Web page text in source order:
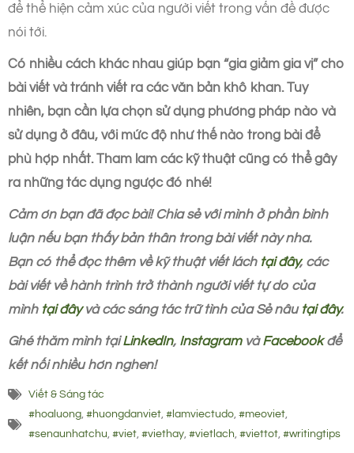
để thể hiện cảm xúc của người viết trong vấn đề được
nói tới.
Có nhiều cách khác nhau giúp bạn “gia giảm gia vị” cho
bài viết và tránh viết ra các văn bản khô khan. Tuy
nhiên, bạn cần lựa chọn sử dụng phương pháp nào và
sử dụng ở đâu, với mức độ như thế nào trong bài để
phù hợp nhất. Tham lam các kỹ thuật cũng có thể gây
ra những tác dụng ngược đó nhé!
Cảm ơn bạn đã đọc bài! Chia sẻ với mình ở phần bình
luận nếu bạn thấy bản thân trong bài viết này nha.
Bạn có thể đọc thêm về kỹ thuật viết lách tại đây, các
bài viết về hành trình trở thành người viết tự do của
mình tại đâyvà các sáng tác trữ tình của Sẻ nâu tại đây.
Ghé thăm mình tạiLinkedIn, InstagramvàFacebookđể
kết nối nhiều hơn nghen!
Viết & Sáng tác
#hoaluong, #huongdanviet, #lamviectudo, #meoviet,
#senaunhatchu, #viet, #viethay, #vietlach, #viettot, #writingtips